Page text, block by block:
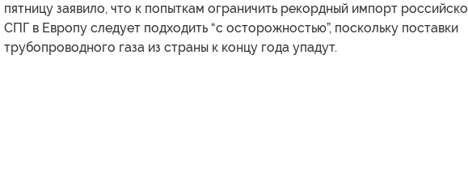
пятницу заявило, что к попыткам ограничить рекордный импорт
СПГ в Европу следует подходить “с осторожностью”, поскольку поставки
трубопроводного газа из страны к концу года упадут.